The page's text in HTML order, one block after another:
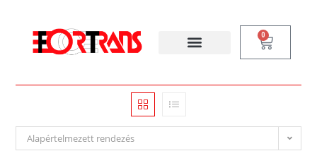
0
Alapértelmezett rendezés